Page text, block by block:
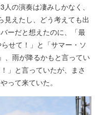
の演奏は凄みしかなく、
見えたし、どう考えても出
ーだと想えたのに、「最
せて！」と「サマー・ソ
、雨が降るかもと言ってい
」と言っていたが、まさ
って来ていた。